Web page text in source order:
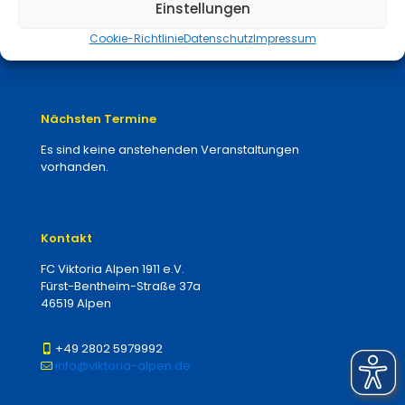
Einstellungen
Cookie-RichtlinieDatenschutzImpressum
Hörsysteme Palzer
Tiefbau Janßen
Nächsten Termine
Es sind keine anstehenden Veranstaltungen
vorhanden.
Kontakt
FC Viktoria Alpen 1911 e.V.
Fürst-Bentheim-Straße 37a
46519 Alpen
+49 2802 5979992
info@viktoria-alpen.de